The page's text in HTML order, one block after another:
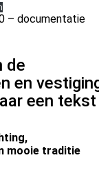
– documentatie
de
en
een tekst
mooie traditie